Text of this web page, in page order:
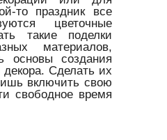
то праздник все
цветочные
такие поделки
материалов,
основы создания
декора. Сделать их
включить свою
свободное время